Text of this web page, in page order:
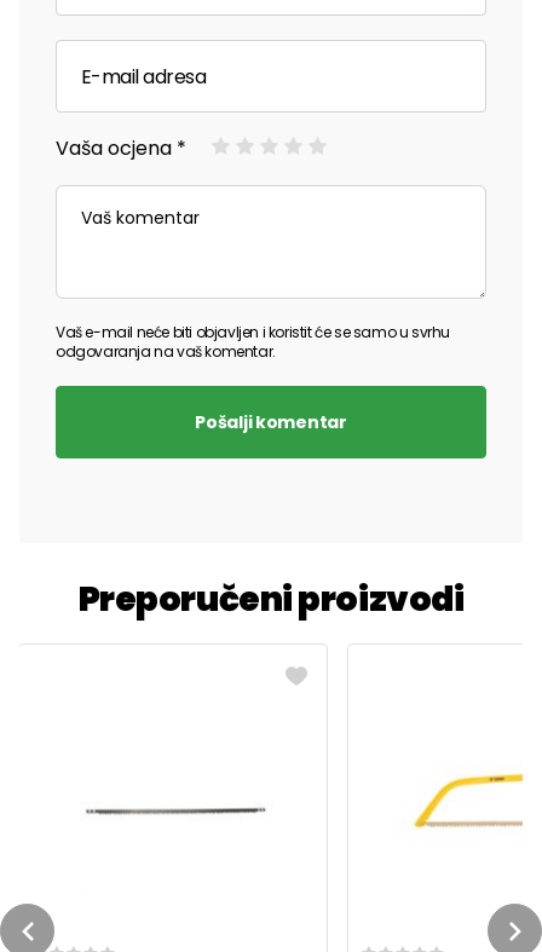
Vaša ocjena *
Vaš e-mail neće biti objavljen i koristit će se samo u svrhu
odgovaranja na vaš komentar.
Pošalji komentar
Preporučeni proizvodi
Previous